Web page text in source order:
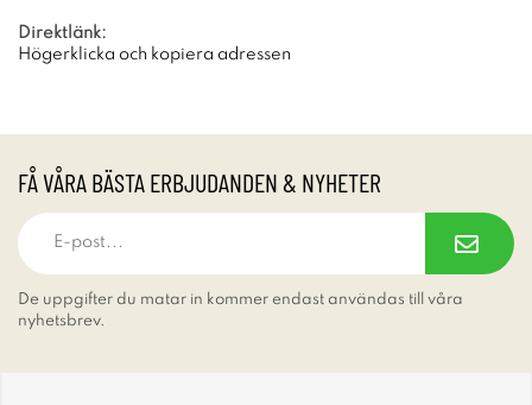
Direktlänk:
Högerklicka och kopiera adressen
FÅ VÅRA BÄSTA ERBJUDANDEN & NYHETER
De uppgifter du matar in kommer endast användas till våra
nyhetsbrev.